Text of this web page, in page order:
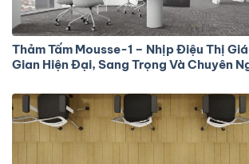
Thảm Tấm Mousse-1 – Nhịp Điệu Thị
Gian Hiện Đại, Sang Trọng Và Chuyên